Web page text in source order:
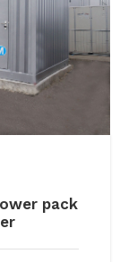
pack